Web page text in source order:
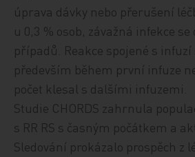
úprava dávky nebo přerušení
u 0,3 % osob, závažná infekce se
případů. Reakce spojené s infuzí
především během první infuze
počet klesal s dalšími infuzemi.
Studie CHORDS zahrnula
s RR RS s časným počátkem a
Sledování prokázalo prospěch z